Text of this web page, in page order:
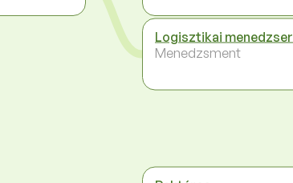
Logisztikai menedzser
Menedzsment